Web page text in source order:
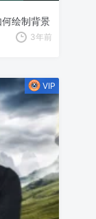
绘制背景
3年前